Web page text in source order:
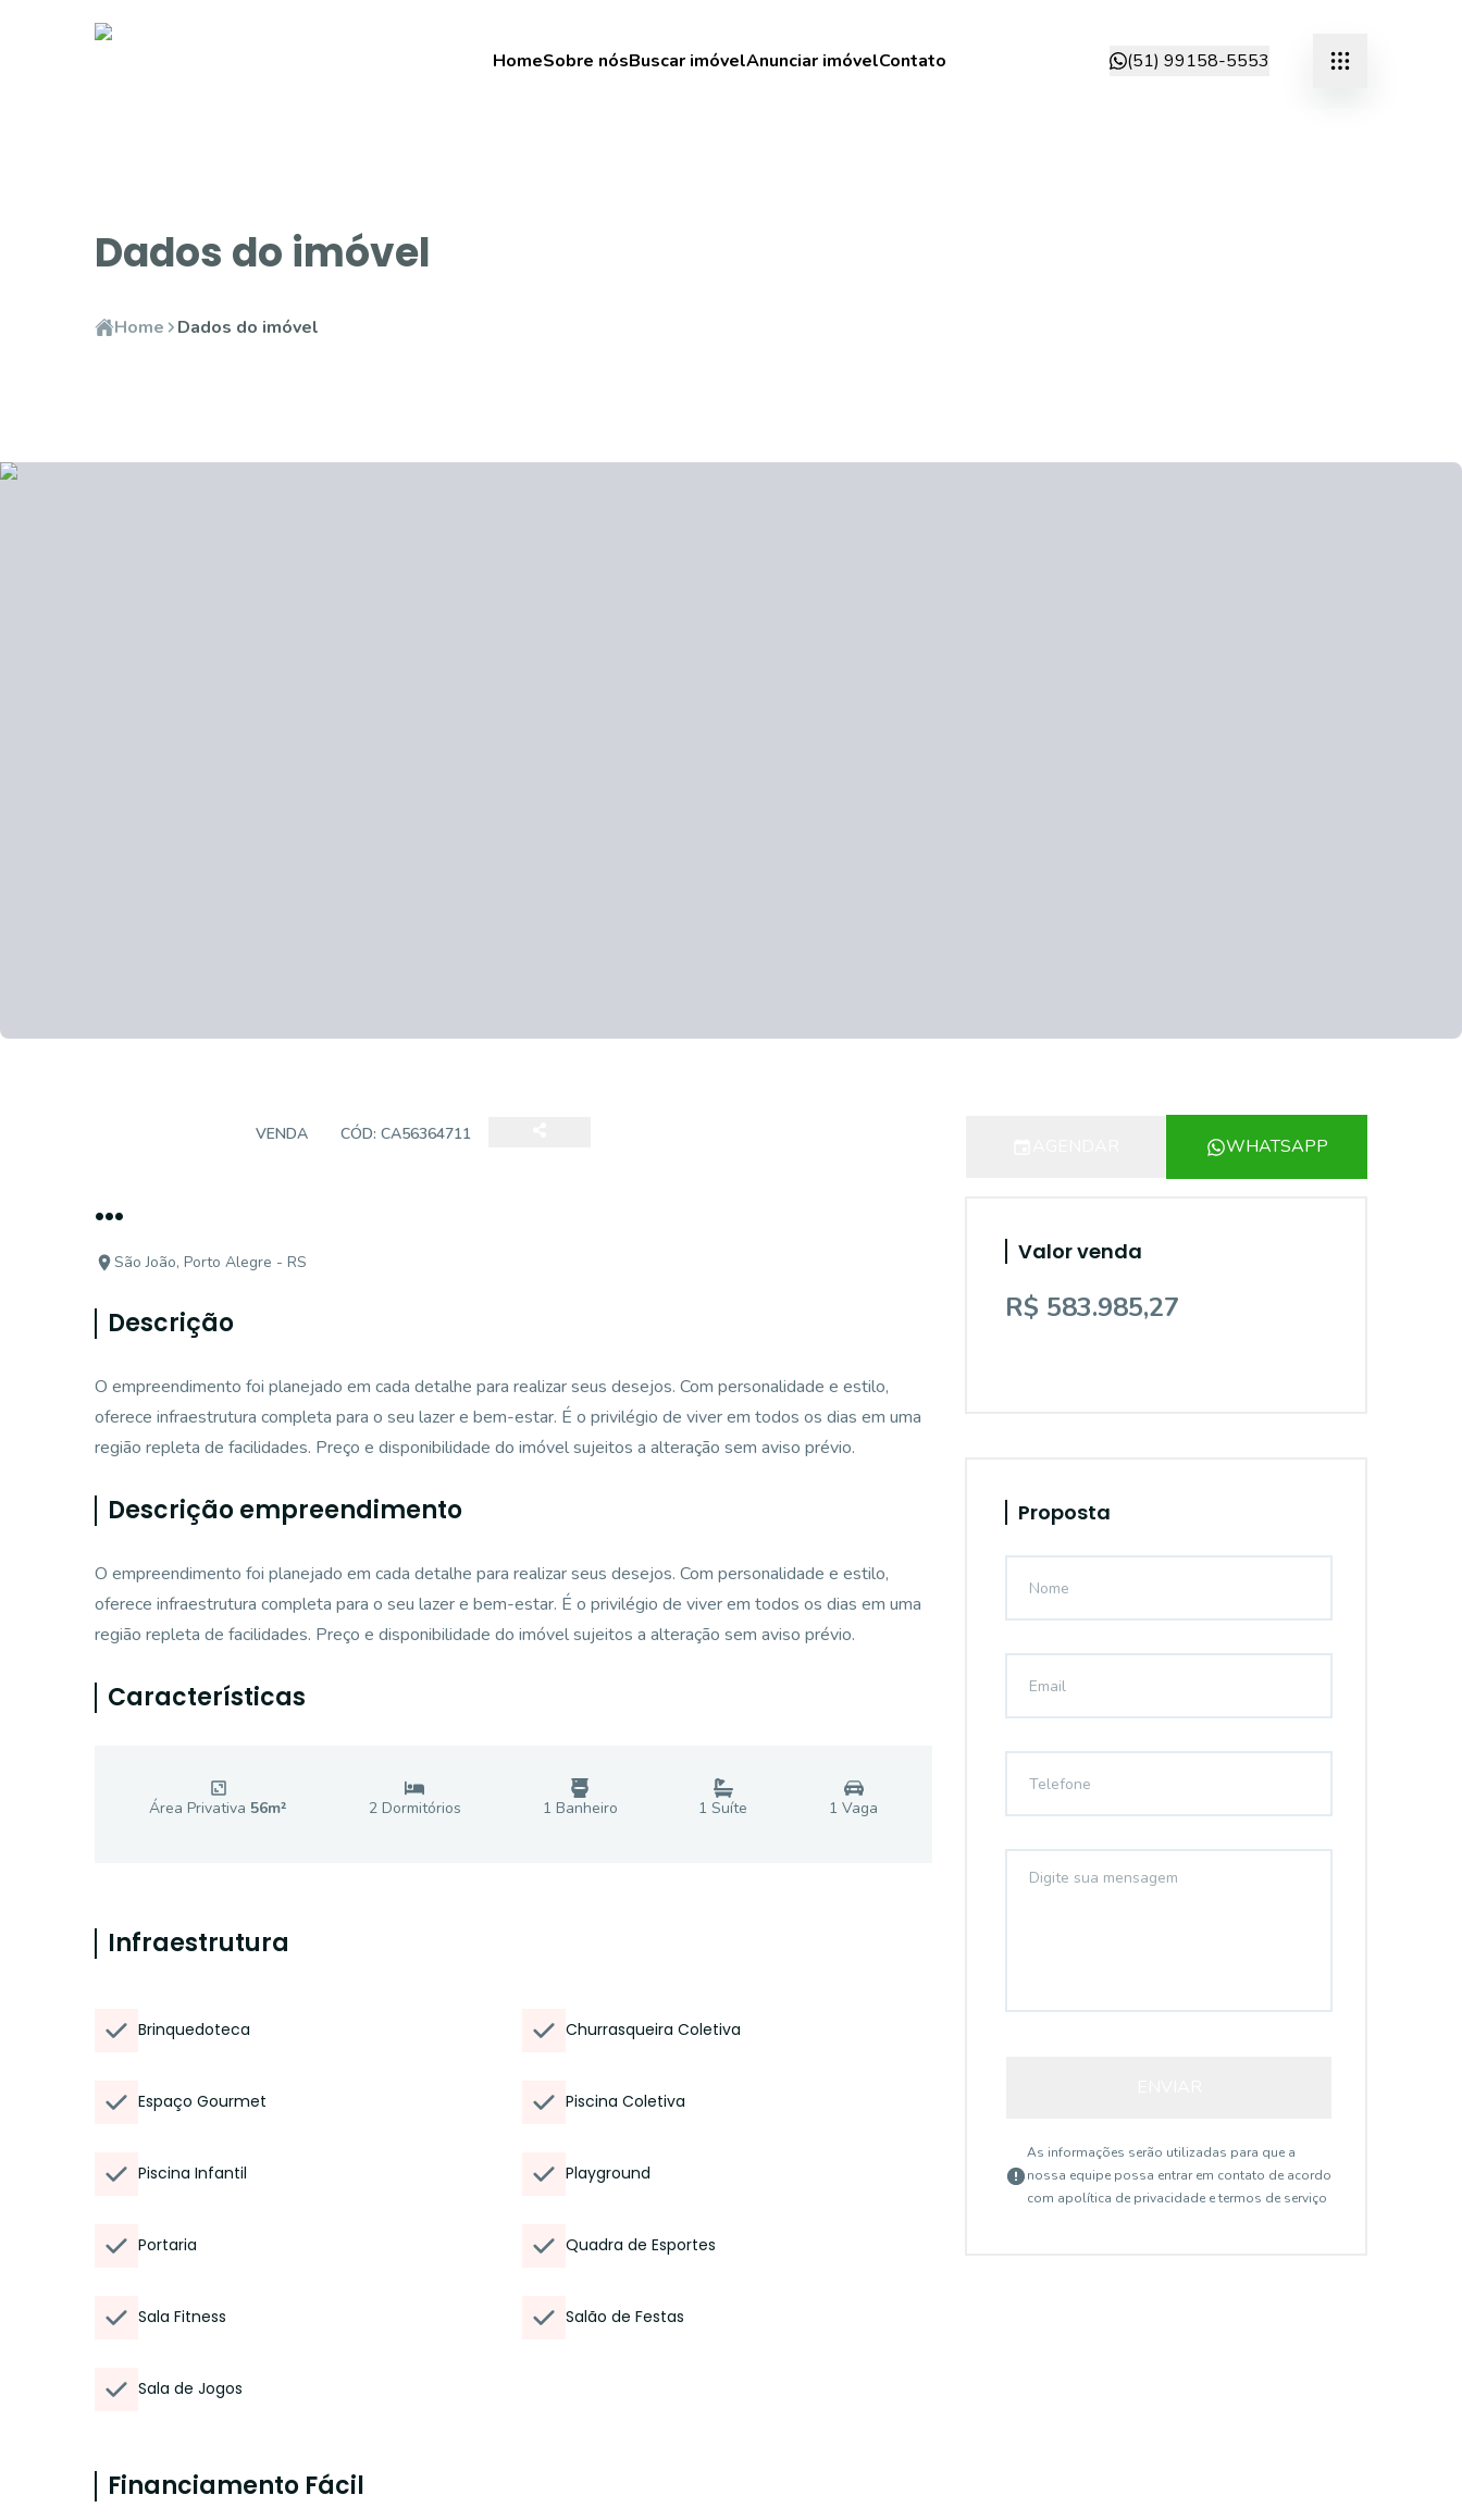
HomeSobre nósBuscar imóvelAnunciar imóvelContato (51) 99158-5553
Dados do imóvel
Home Dados do imóvel
VENDA CÓD: CA56364711
...
São João, Porto Alegre - RS
Descrição
O empreendimento foi planejado em cada detalhe para realizar seus desejos. Com personalidade e estilo,
oferece infraestrutura completa para o seu lazer e bem-estar. É o privilégio de viver em todos os dias em uma
região repleta de facilidades. Preço e disponibilidade do imóvel sujeitos a alteração sem aviso prévio.
Descrição empreendimento
O empreendimento foi planejado em cada detalhe para realizar seus desejos. Com personalidade e estilo,
oferece infraestrutura completa para o seu lazer e bem-estar. É o privilégio de viver em todos os dias em uma
região repleta de facilidades. Preço e disponibilidade do imóvel sujeitos a alteração sem aviso prévio.
Características
Área Privativa 56m² 2Dormitórios 1 Banheiro 1 Suíte 1 Vaga
Infraestrutura
Brinquedoteca Churrasqueira Coletiva
Espaço Gourmet Piscina Coletiva
Piscina Infantil Playground
Portaria Quadra de Esportes
Sala Fitness Salão de Festas
Sala de Jogos
Financiamento Fácil
WHATSAPP
Valor venda
R$ 583.985,27
Proposta
As informações serão utilizadas para que a
nossa equipe possa entrar em contato de acordo
com apolítica de privacidade e termos de serviço